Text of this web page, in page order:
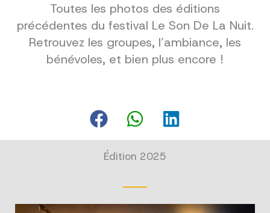
Toutes les photos des éditions
précédentes du festival Le Son De La Nuit.
Retrouvez les groupes, l’ambiance, les
bénévoles, et bien plus encore !
Édition 2025